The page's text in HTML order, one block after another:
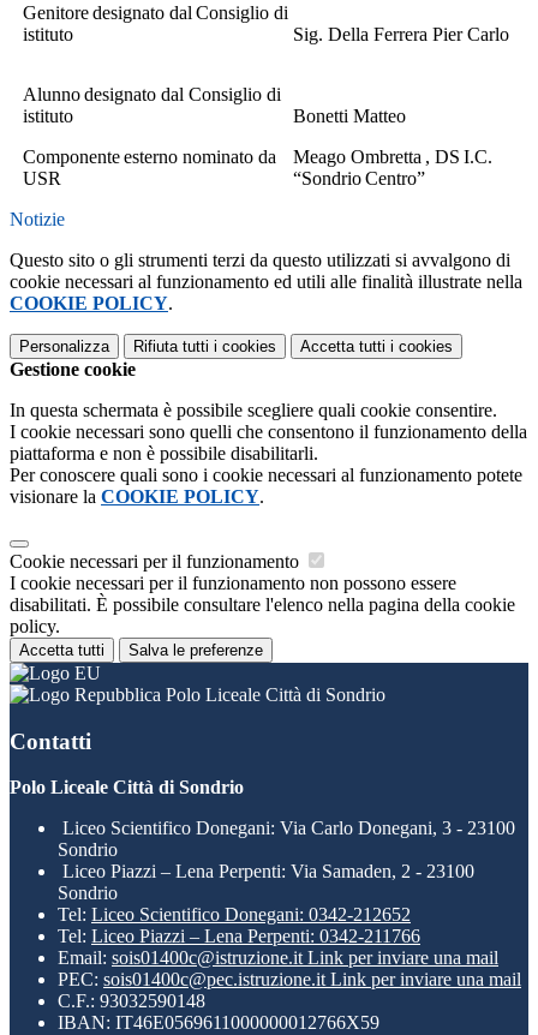
Genitore designato dal Consiglio di
istituto
Sig. Della Ferrera Pier Carlo
Alunno designato dal Consiglio di
istituto
Bonetti Matteo
Componente esterno nominato da
USR
Meago Ombretta , DS I.C.
“Sondrio Centro”
Notizie
Questo sito o gli strumenti terzi da questo utilizzati si avvalgono di
cookie necessari al funzionamento ed utili alle finalità illustrate nella
COOKIE POLICY.
Personalizza Rifiuta tutti i cookies Accetta tutti i cookies
Gestione cookie
In questa schermata è possibile scegliere quali cookie consentire.
I cookie necessari sono quelli che consentono il funzionamento della
piattaforma e non è possibile disabilitarli.
Per conoscere quali sono i cookie necessari al funzionamento potete
visionare la COOKIE POLICY.
Cookie necessari per il funzionamento
I cookie necessari per il funzionamento non possono essere
disabilitati. È possibile consultare l'elenco nella pagina della cookie
policy.
Accetta tutti Salva le preferenze
Polo Liceale Città di Sondrio
Contatti
Polo Liceale Città di Sondrio
Liceo Scientifico Donegani: Via Carlo Donegani, 3 - 23100
Sondrio
Liceo Piazzi – Lena Perpenti: Via Samaden, 2 - 23100
Sondrio
Tel: Liceo Scientifico Donegani: 0342-212652
Tel: Liceo Piazzi – Lena Perpenti: 0342-211766
Email: sois01400c@istruzione.it Link per inviare una mail
PEC: sois01400c@pec.istruzione.it Link per inviare una mail
C.F.: 93032590148
IBAN: IT46E0569611000000012766X59